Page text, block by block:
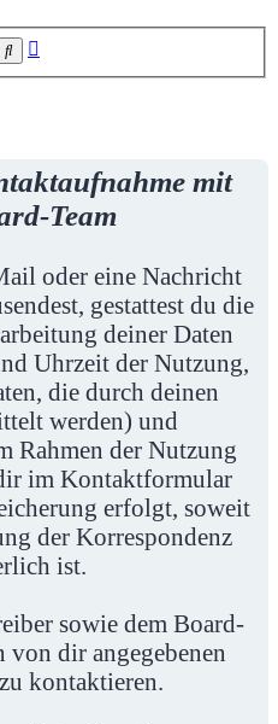
Suche
mit
Team
oder eine Nachricht
gestattest du die
deiner Daten
Uhrzeit der Nutzung,
die durch deinen
werden) und
Rahmen der Nutzung
im Kontaktformular
erfolgt, soweit
der Korrespondenz
ist.
sowie dem Board-
von dir angegebenen
kontaktieren.